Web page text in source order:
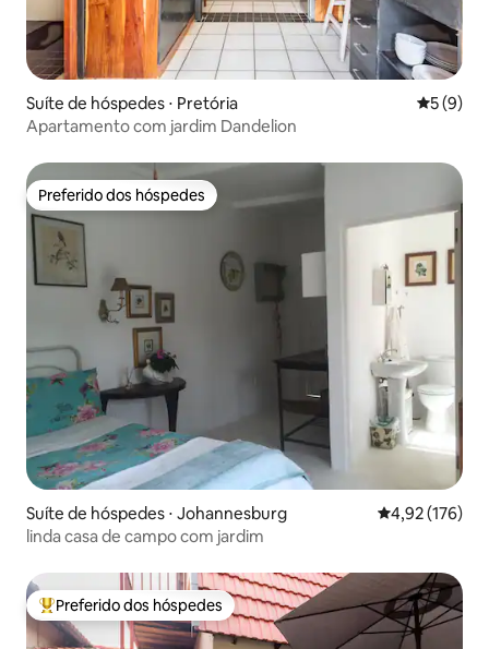
Suíte de hóspedes ⋅ Pretória 5 de
5 (9)
Apartamento com jardim Dandelion
Preferido dos hóspedes
Preferido dos hóspedes
Suíte de hóspedes ⋅ Johannesburg 4,92 de uma
4,92 (176)
linda casa de campo com jardim
Entre os melhores preferidos dos hóspedes
Preferido dos hóspedes